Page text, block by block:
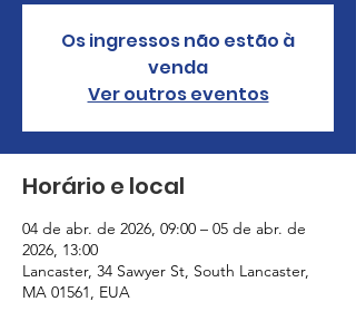
Os ingressos não estão à
venda
Ver outros eventos
Horário e local
04 de abr. de 2026, 09:00 – 05 de abr. de
2026, 13:00
Lancaster, 34 Sawyer St, South Lancaster,
MA 01561, EUA